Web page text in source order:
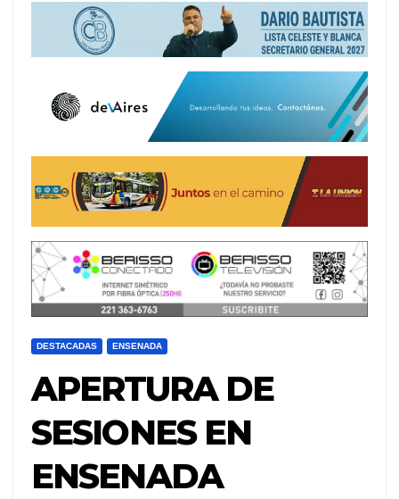
DESTACADAS ENSENADA
APERTURA DE
SESIONES EN
ENSENADA